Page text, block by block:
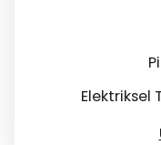
Elektriksel